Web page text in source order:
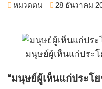
หมวดตน 28 ธันวาคม
มนุษย์ผู้เห็นแก่ประ
“มนุษย์ผู้เห็นแก่ประโ